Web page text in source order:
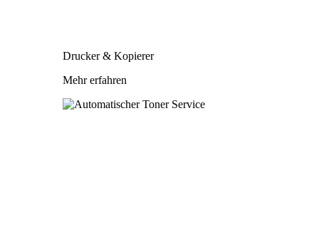
Drucker & Kopierer
Mehr erfahren